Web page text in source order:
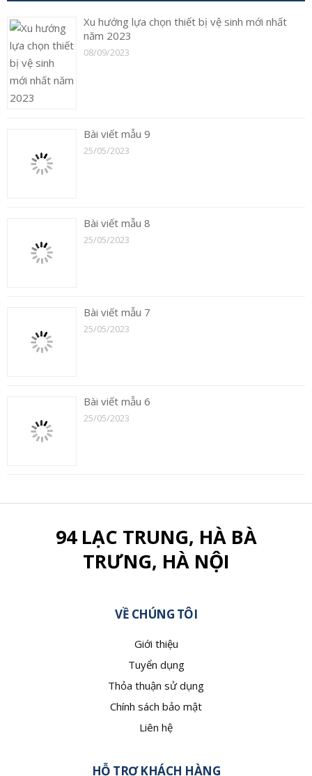
Xu hướng lựa chọn thiết bị vệ sinh mới nhất
năm 2023
08/09/2023
Bài viết mẫu 9
25/05/2023
Bài viết mẫu 8
25/05/2023
Bài viết mẫu 7
25/05/2023
Bài viết mẫu 6
25/05/2023
94 LẠC TRUNG, HÀ BÀ
TRƯNG, HÀ NỘI
VỀ CHÚNG TÔI
Giới thiệu
Tuyển dụng
Thỏa thuận sử dụng
Chính sách bảo mật
Liên hệ
HỖ TRỢ KHÁCH HÀNG